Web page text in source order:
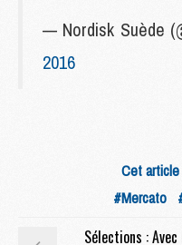
— Nordisk Suède
2016
Cet
#Mercato